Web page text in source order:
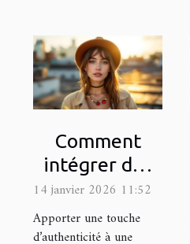
Comment
intégrer des
accessoires
vintage dans
un style
14 janvier 2026 11:52
Apporter une touche
d’authenticité à une